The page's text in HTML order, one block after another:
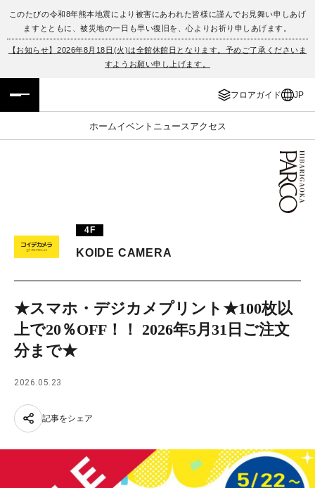
このたびの令和8年熊本地震により被害にあわれた皆様に謹んでお見舞い申しあげ
ますとともに、被災地の一日も早い復旧を、心よりお祈り申しあげます。
【お知らせ】2026年8月18日(火)は全館休館日となります。予めご了承くださいま
すようお願い申し上げます。
フロアガイド JP
ホームイベント ニュース アクセス
フロアガイド
イベント・ポップアップ
ニュース
PARCOメンバーズ
ENGLISH
簡体字
한국어
4F
KOIDE CAMERA
★スマホ・デジカメプリント★100枚以
上で20％OFF！！ 2026年5月31日ご注文
分まで★
2026.05.23
記事をシェア